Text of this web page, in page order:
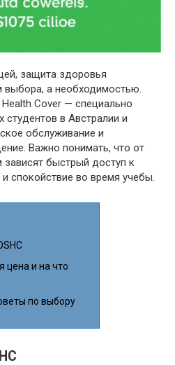
защита здоровья
выбора, а необходимостью.
Cover — специально
в Австралии и
обслуживание и
Важно понимать, что от
быстрый доступ к
спокойствие во время учебы.
цена и на что
по выбору